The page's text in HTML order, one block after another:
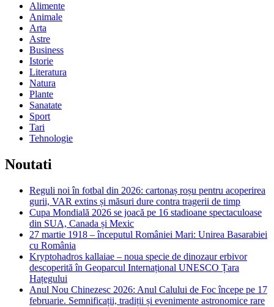
Alimente
Animale
Arta
Astre
Business
Istorie
Literatura
Natura
Plante
Sanatate
Sport
Tari
Tehnologie
Noutati
Reguli noi în fotbal din 2026: cartonaș roșu pentru acoperirea
gurii, VAR extins și măsuri dure contra tragerii de timp
Cupa Mondială 2026 se joacă pe 16 stadioane spectaculoase
din SUA, Canada și Mexic
27 martie 1918 – începutul României Mari: Unirea Basarabiei
cu România
Kryptohadros kallaiae – noua specie de dinozaur erbivor
descoperită în Geoparcul Internațional UNESCO Țara
Hațegului
Anul Nou Chinezesc 2026: Anul Calului de Foc începe pe 17
februarie. Semnificații, tradiții și evenimente astronomice rare